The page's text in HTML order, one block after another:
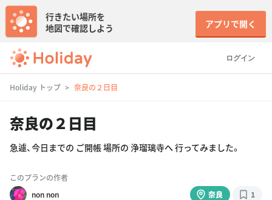
ログイン
行きたい場所を
地図で確認しよう
アプリで開く
Holiday トップ 奈良の２日目
奈良の２日目
急遽、今日までの ご開帳 場所の 浄瑠璃寺へ 行ってみました。
このプランの作者
non non
奈良 1